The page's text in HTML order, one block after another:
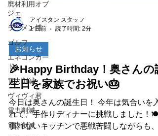
廃材利用オブ
ジェ
ラーメン博
ゴルフ
エネコンカー
ド
電力削減
ヴィヴィ君
電力削減
電力削減
1 日前
お知らせ
🎉Happy Birthday！奥さんの
生日を家族でお祝い🎂
今日は奥さんの誕生日！ 今年は気合いを入